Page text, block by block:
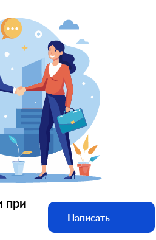
при
Написать